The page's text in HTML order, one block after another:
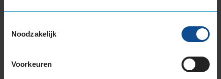
Noodzakelijk
Voorkeuren